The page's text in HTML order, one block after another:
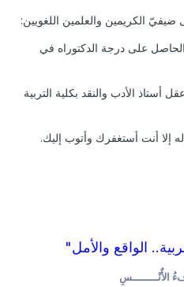
الكريمين والعلمين اللغويين:
على درجة الدكتوراه في
أستاذ الأدب والنقد بكلية التربية
إلا أنت أستغفرك وأتوب إليك.
الواقع والأمل"